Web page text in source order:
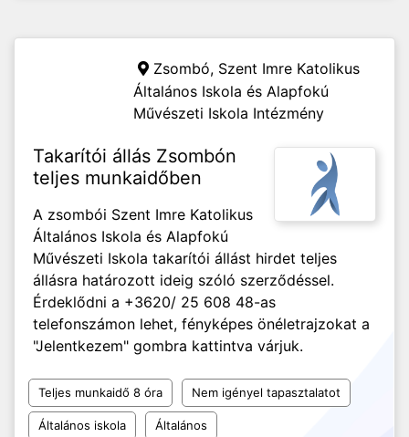
Zsombó, Szent Imre Katolikus
Általános Iskola és Alapfokú
Művészeti Iskola Intézmény
Takarítói állás Zsombón
teljes munkaidőben
A zsombói Szent Imre Katolikus
Általános Iskola és Alapfokú
Művészeti Iskola takarítói állást hirdet teljes
állásra határozott ideig szóló szerződéssel.
Érdeklődni a +3620/ 25 608 48-as
telefonszámon lehet, fényképes önéletrajzokat a
"Jelentkezem" gombra kattintva várjuk.
Teljes munkaidő 8 óra Nem igényel tapasztalatot
Általános iskola Általános